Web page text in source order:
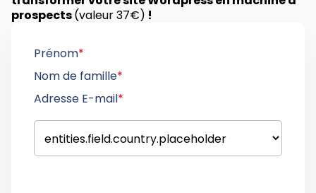
prospects(valeur 37€) !
Prénom*
Nom de famille*
Adresse E-mail*